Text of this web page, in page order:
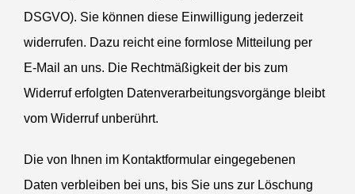
DSGVO). Sie können diese Einwil­ligung jederzeit
wider­rufen. Dazu reicht eine formlose Mitteilung per
E‑Mail an uns. Die Recht­mä­ßigkeit der bis zum
Widerruf erfolgten Daten­ver­ar­bei­tungs­vor­gänge bleibt
vom Widerruf unberührt.
Die von Ihnen im Kontakt­for­mular einge­ge­benen
Daten verbleiben bei uns, bis Sie uns zur Löschung